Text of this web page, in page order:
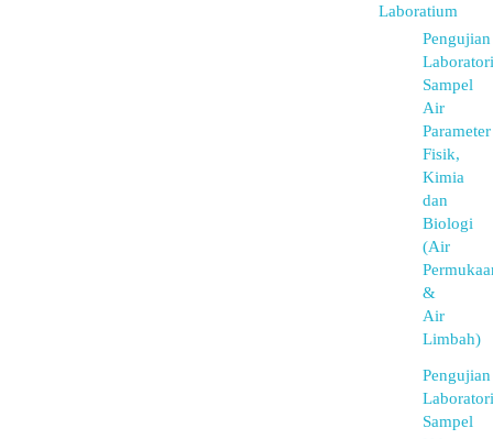
Laboratium
Pengujian
Sampel
Air
Parameter
Fisik,
Kimia
dan
Biologi
(Air
&
Air
Limbah)
Pengujian
Sampel